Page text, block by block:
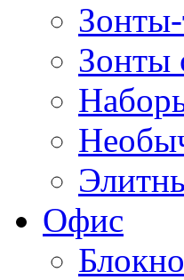
Зонты
Офис